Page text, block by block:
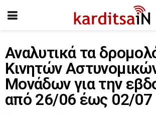
Αναλυτικά τα
Κινητών
Μονάδων για την
από 26/06 έως 02/07